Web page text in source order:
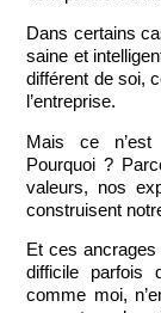
Dans certains
saine et
différent de soi,
l’entreprise.
Mais ce n’est
Pourquoi ?
valeurs, nos
construisent
Etces
difficile parfois
comme moi,